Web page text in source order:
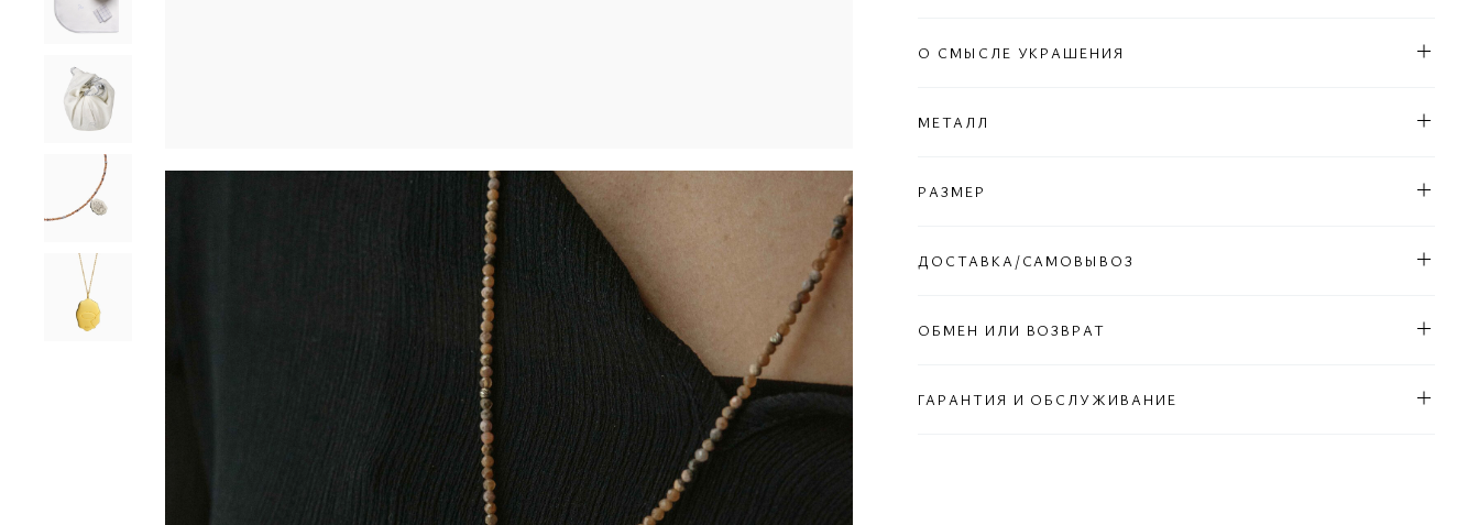
О СМЫСЛЕ УКРАШЕНИЯ
МЕТАЛЛ
РАЗМЕР
ДОСТАВКА/САМОВЫВОЗ
ОБМЕН ИЛИ ВОЗВРАТ
ГАРАНТИЯ И ОБСЛУЖИВАНИЕ